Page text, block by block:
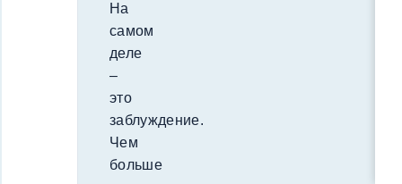
На
самом
деле
–
это
заблуждение.
Чем
больше